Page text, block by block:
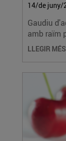
14/de juny/
Gaudiu
amb raïm
LLEGIR MÉS